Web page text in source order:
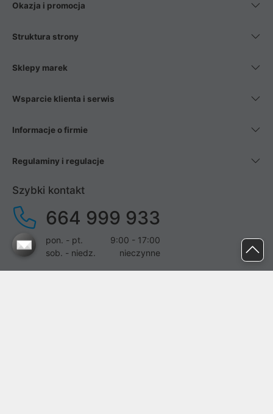
Okazja i promocja
Struktura strony
Sklepy marek
Wsparcie klienta i serwis
Informacje o firmie
Regulaminy i regulacje
Szybki kontakt
664 999 933
pon. - pt.
9:00 - 17:00
sob. - niedz.
nieczynne